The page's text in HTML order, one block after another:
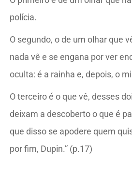
polícia.
O segundo, o de um olhar que
nada vê e se engana por ver
oculta: é a rainha e, depois, o
O terceiro é o que vê, desses
deixam a descoberto o que é
que disso se apodere quem
por fim, Dupin.” (p.17)